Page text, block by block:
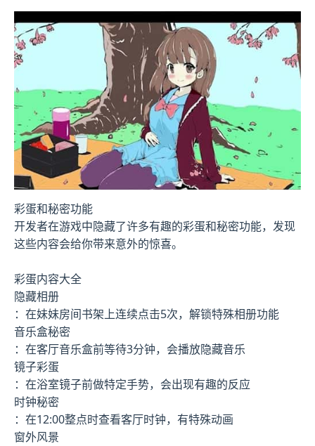
彩蛋和秘密功能
开发者在游戏中隐藏了许多有趣的彩蛋和秘密功能，发现
这些内容会给你带来意外的惊喜。
彩蛋内容大全
隐藏相册
：在妹妹房间书架上连续点击5次，解锁特殊相册功能
音乐盒秘密
：在客厅音乐盒前等待3分钟，会播放隐藏音乐
镜子彩蛋
：在浴室镜子前做特定手势，会出现有趣的反应
时钟秘密
：在12:00整点时查看客厅时钟，有特殊动画
窗外风景